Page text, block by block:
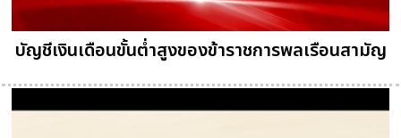
บัญชีเงินเดือนขั้นต่ำสูงของข้าราชการพลเรือนสามัญ